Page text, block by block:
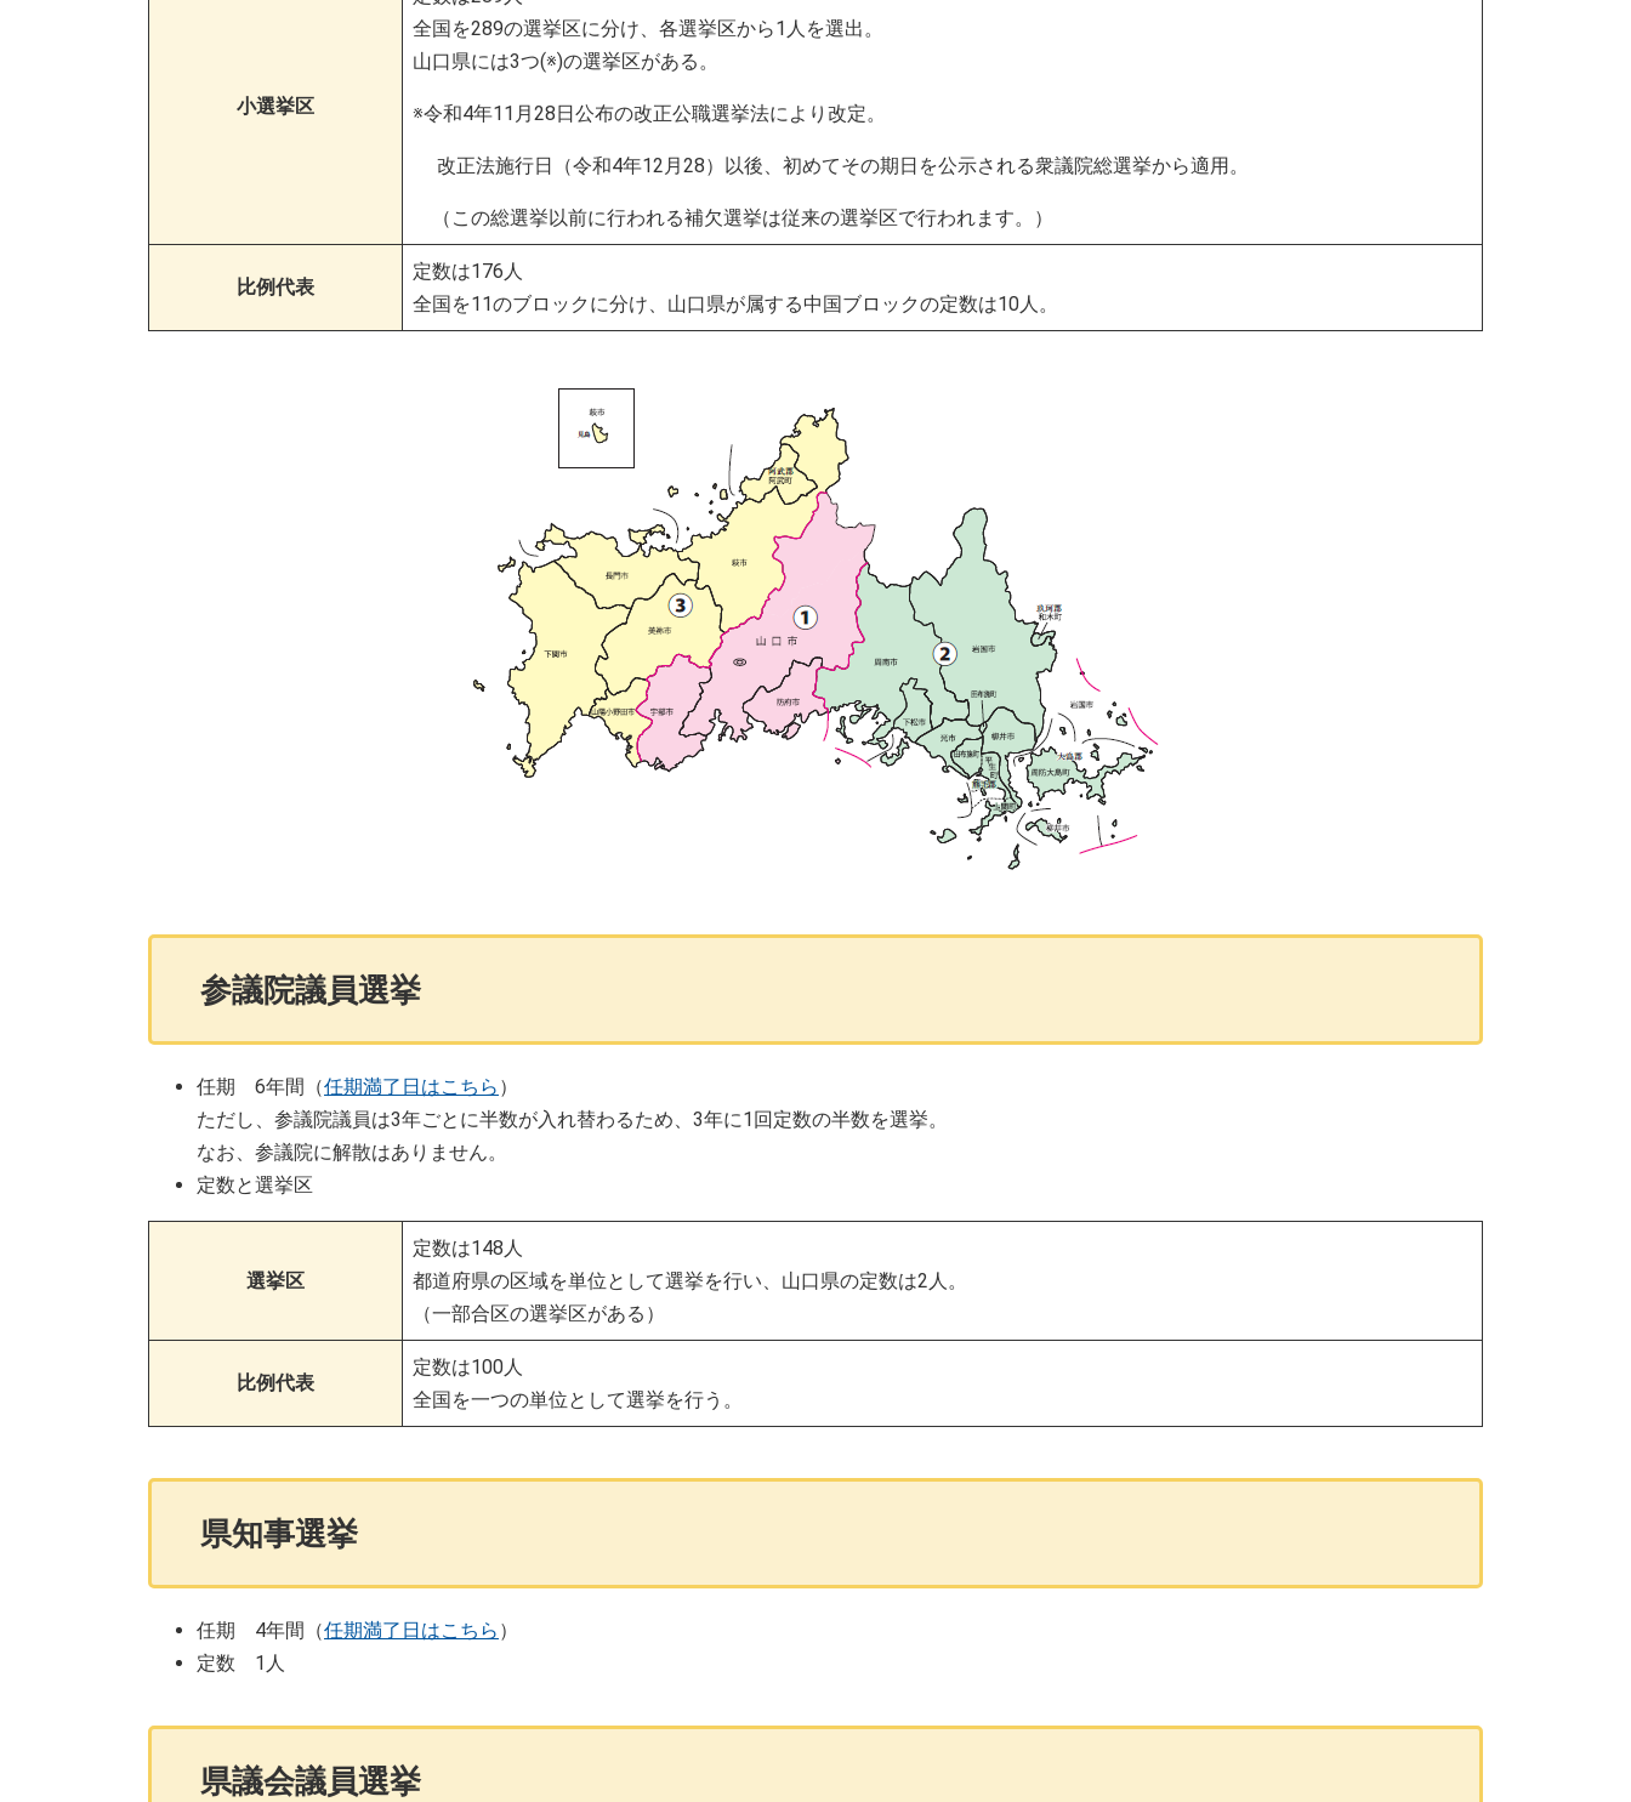
小選挙区
全国を289の選挙区に分け、各選挙区から1人を選出。
山口県には3つ(※)の選挙区がある。
※令和4年11月28日公布の改正公職選挙法により改定。
改正法施行日（令和4年12月28）以後、初めてその期日を公示される衆議院総選挙から適用。
（この総選挙以前に行われる補欠選挙は従来の選挙区で行われます。）
比例代表
定数は176人
全国を11のブロックに分け、山口県が属する中国ブロックの定数は10人。
参議院議員選挙
任期 6年間（任期満了日はこちら ）
ただし、参議院議員は3年ごとに半数が入れ替わるため、3年に1回定数の半数を選挙。
なお、参議院に解散はありません。
定数と選挙区
選挙区
定数は148人
都道府県の区域を単位として選挙を行い、山口県の定数は2人。
（一部合区の選挙区がある）
比例代表
定数は100人
全国を一つの単位として選挙を行う。
県知事選挙
任期 4年間（任期満了日はこちら ）
定数 1人
県議会議員選挙